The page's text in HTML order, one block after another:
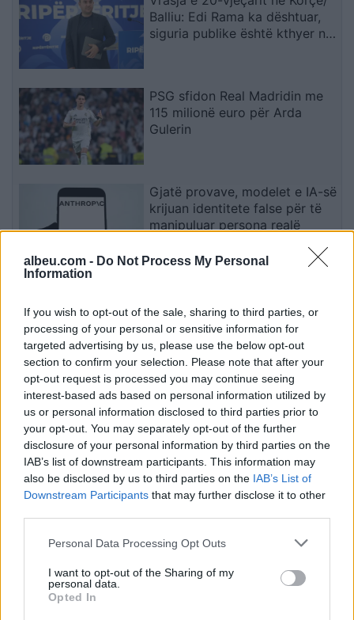
albeu.com - Do Not Process My Personal
Information
If you wish to opt-out of the sale, sharing to third parties, or
processing of your personal or sensitive information for
targeted advertising by us, please use the below opt-out
section to confirm your selection. Please note that after your
opt-out request is processed you may continue seeing
interest-based ads based on personal information utilized by
us or personal information disclosed to third parties prior to
your opt-out. You may separately opt-out of the further
disclosure of your personal information by third parties on the
IAB’s list of downstream participants. This information may
also be disclosed by us to third parties on the IAB’s List of
Downstream Participants that may further disclose it to other
Personal Data Processing Opt Outs
I want to opt-out of the Sharing of my
personal data.
Opted In
Balliu: Edi Rama ka dështuar,
siguria publike është kthyer në
PSG sfidon Real Madridin me
115 milionë euro për Arda
Gulerin
Gjatë provave, modelet e IA-së
krijuan identitete false për të
manipuluar persona realë
Hënën, por s’ka kërcënim për
Tokën
Google Earth mund të krijojë
pamje të rreme, ekspertët
paralajmërojnë për rrezikun e
dezinformimit